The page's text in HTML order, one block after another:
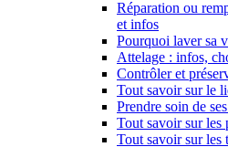
Réparation ou
et infos
Pourquoi laver sa
Attelage : infos,
Contrôler et
Tout savoir sur le
Prendre soin de
Tout savoir sur les
Tout savoir sur